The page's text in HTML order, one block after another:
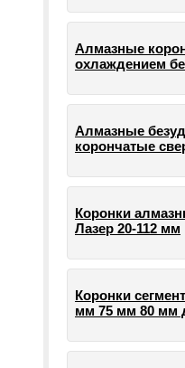
Алмазные
охлаждением
Алмазные
корончатые
Коронки
Лазер 20-112 мм
Коронки
мм 75 мм 80 мм